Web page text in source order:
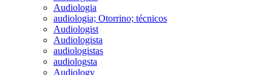
Audiologia
audiologia; Otorrino; técnicos
Audiologist
Audiologista
audiologistas
audiologsta
Audiology